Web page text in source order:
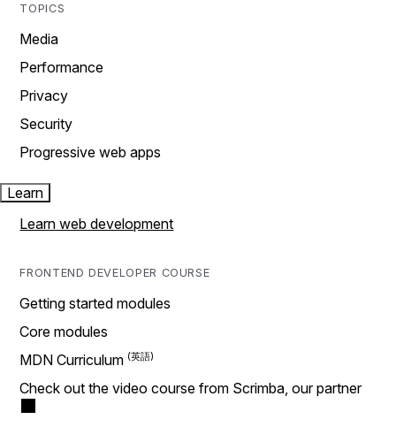
TOPICS
Media
Performance
Privacy
Security
Progressive web apps
Learn
Learn web development
FRONTEND DEVELOPER COURSE
Getting started modules
Core modules
MDN Curriculum
Check out the video course from Scrimba, our partner